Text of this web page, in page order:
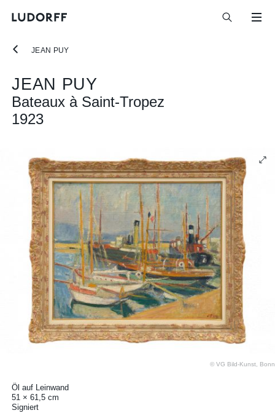
JEAN PUY
JEAN PUY
Bateaux à Saint-Tropez
1923
© VG Bild-Kunst, Bonn
Öl auf Leinwand
51 × 61,5 cm
Signiert